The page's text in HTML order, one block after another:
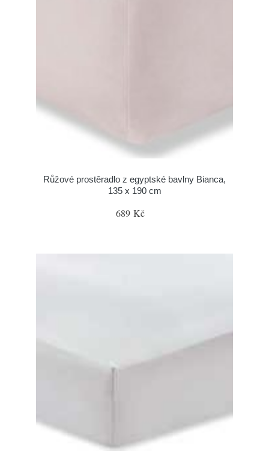
Růžové prostěradlo z egyptské bavlny Bianca,
135 x 190 cm
689 Kč